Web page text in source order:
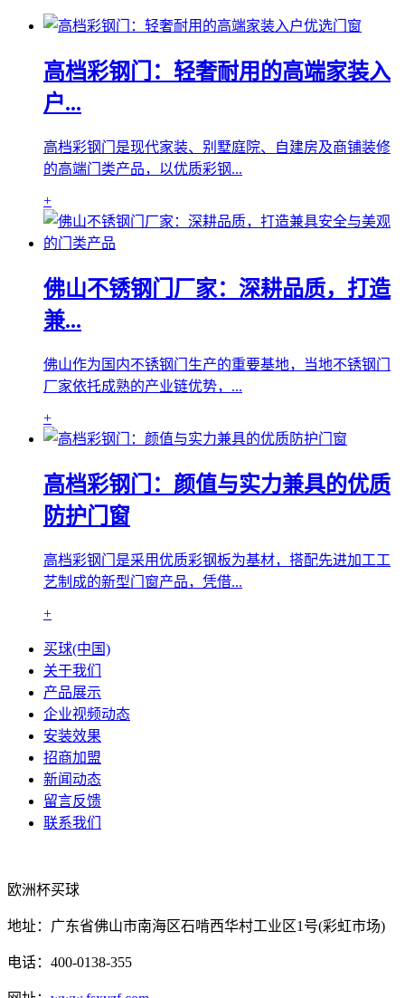
高档彩钢门：轻奢耐用的高端家装入
户...
高档彩钢门是现代家装、别墅庭院、自建房及商铺装修
的高端门类产品，以优质彩钢...
+
佛山不锈钢门厂家：深耕品质，打造
兼...
佛山作为国内不锈钢门生产的重要基地，当地不锈钢门
厂家依托成熟的产业链优势，...
+
高档彩钢门：颜值与实力兼具的优质
防护门窗
高档彩钢门是采用优质彩钢板为基材，搭配先进加工工
艺制成的新型门窗产品，凭借...
+
买球(中国)
关于我们
产品展示
企业视频动态
安装效果
招商加盟
新闻动态
留言反馈
联系我们
欧洲杯买球
地址：广东省佛山市南海区石啃西华村工业区1号(彩虹市场)
电话：400-0138-355